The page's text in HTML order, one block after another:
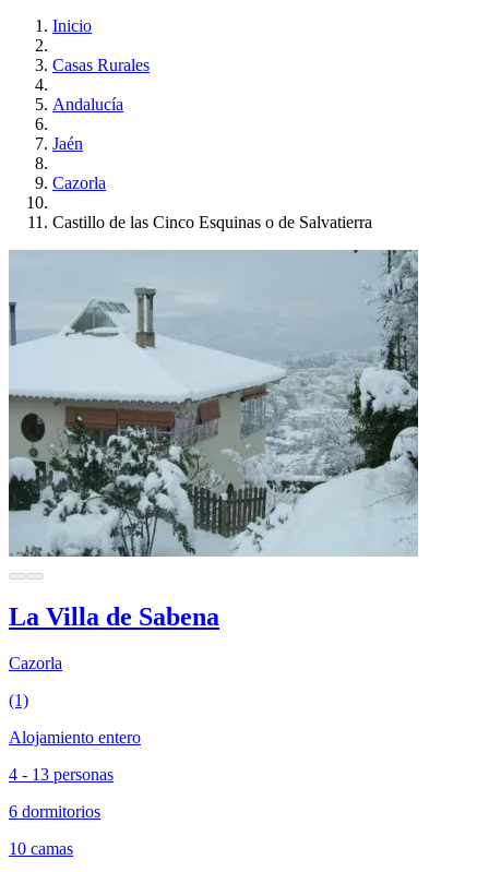
Inicio
Casas Rurales
Andalucía
Jaén
Cazorla
Castillo de las Cinco Esquinas o de Salvatierra
La Villa de Sabena
Cazorla
(1)
Alojamiento entero
4 - 13 personas
6 dormitorios
10 camas